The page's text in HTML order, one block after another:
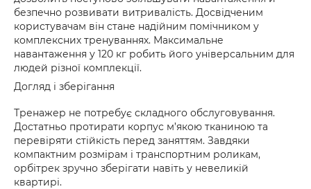
безпечно розвивати витривалість. Досвідченим
користувачам він стане надійним помічником у
комплексних тренуваннях. Максимальне
навантаження у 120 кг робить його універсальним для
людей різної комплекції.
Догляд і зберігання
Тренажер не потребує складного обслуговування.
Достатньо протирати корпус м’якою тканиною та
перевіряти стійкість перед заняттям. Завдяки
компактним розмірам і транспортним роликам,
орбітрек зручно зберігати навіть у невеликій
квартирі.